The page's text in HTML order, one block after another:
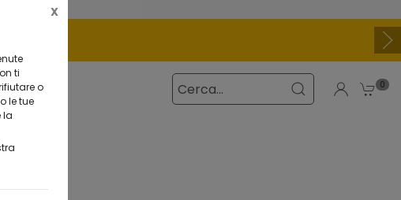
ti
o
le tue
la
X
0